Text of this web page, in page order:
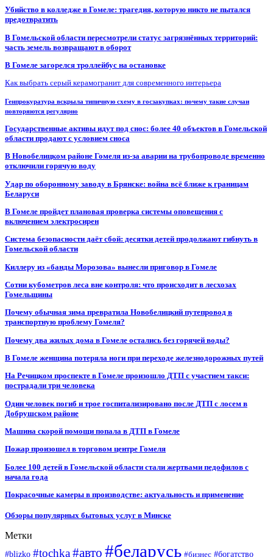
Убийство в колледже в Гомеле: трагедия, которую никто не пытался
предотвратить
В Гомельской области пересмотрели статус загрязнённых территорий:
часть земель возвращают в оборот
В Гомеле загорелся троллейбус на остановке
Как выбрать серый керамогранит для современного интерьера
Генпрокуратура вскрыла типичную схему в госзакупках: почему такие случаи
повторяются регулярно
Государственные активы идут под снос: более 40 объектов в Гомельской
области продают с условием сноса
В Новобелицком районе Гомеля из-за аварии на трубопроводе временно
отключили горячую воду
Удар по оборонному заводу в Брянске: война всё ближе к границам
Беларуси
В Гомеле пройдет плановая проверка системы оповещения с
включением электросирен
Система безопасности даёт сбой: десятки детей продолжают гибнуть в
Гомельской области
Киллеру из «банды Морозова» вынесли приговор в Гомеле
Сотни кубометров леса вне контроля: что происходит в лесхозах
Гомельщины
Почему обычная зима превратила Новобелицкий путепровод в
транспортную проблему Гомеля?
Почему два жилых дома в Гомеле остались без горячей воды?
В Гомеле женщина потеряла ноги при переходе железнодорожных путей
На Речицком проспекте в Гомеле произошло ДТП с участием такси:
пострадали три человека
Один человек погиб и трое госпитализировано после ДТП с лосем в
Добрушском районе
Машина скорой помощи попала в ДТП в Гомеле
Пожар произошел в торговом центре Гомеля
Более 100 детей в Гомельской области стали жертвами педофилов с
начала года
Покрасочные камеры в производстве: актуальность и применение
Обзоры популярных бытовых услуг в Минске
Метки
#blizko #tochka#авто #беларусь #бизнес #богатство